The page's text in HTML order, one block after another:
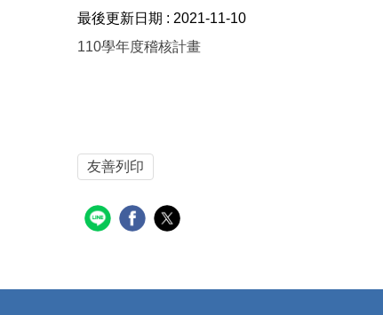
最後更新日期 : 2021-11-10
110學年度稽核計畫
友善列印